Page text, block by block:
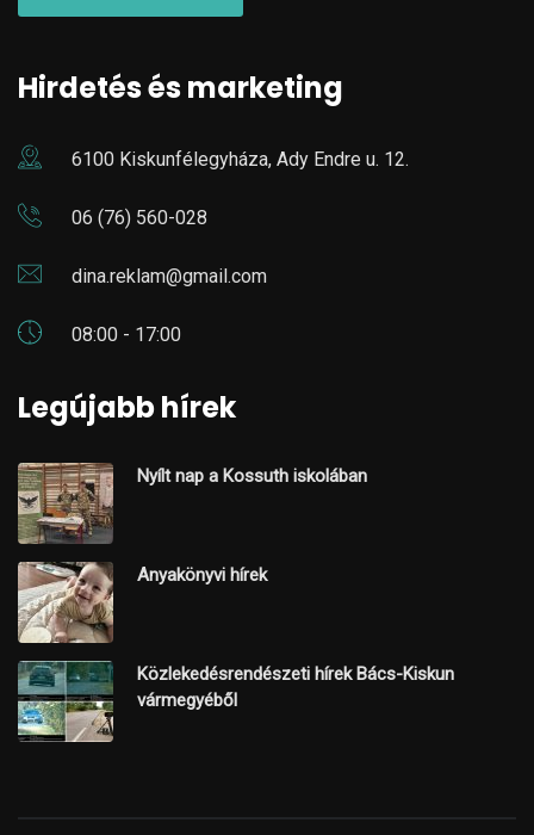
Hirdetés és marketing
6100 Kiskunfélegyháza, Ady Endre u. 12.
06 (76) 560-028
dina.reklam@gmail.com
08:00 - 17:00
Legújabb hírek
Nyílt nap a Kossuth iskolában
Anyakönyvi hírek
Közlekedésrendészeti hírek Bács-Kiskun
vármegyéből